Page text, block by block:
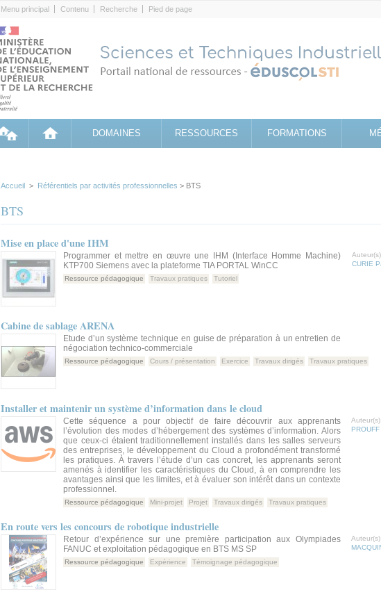
Menu principal Contenu Recherche Pied de page
DOMAINES RESSOURCES FORMATIONS
Accueil > Référentiels par activités professionnelles > BTS
BTS
Mise en place d'une IHM
CURIE
Programmer et mettre en œuvre une IHM (Interface Homme Machine)
KTP700 Siemens avec la plateforme TIA PORTAL WinCC
Ressource pédagogique Travaux pratiques Tutoriel
Cabine de sablage ARENA
Etude d’un système technique en guise de préparation à un entretien de
négociation technico-commerciale
Ressource pédagogique Cours / présentation Exercice Travaux dirigés Travaux pratiques
Installer et maintenir un système d’information dans le cloud
Auteur(s):
Cette séquence a pour objectif de faire découvrir aux apprenants
l’évolution des modes d’hébergement des systèmes d’information. Alors
que ceux-ci étaient traditionnellement installés dans les salles serveurs
des entreprises, le développement du Cloud a profondément transformé
les pratiques. À travers l’étude d’un cas concret, les apprenants seront
amenés à identifier les caractéristiques du Cloud, à en comprendre les
avantages ainsi que les limites, et à évaluer son intérêt dans un contexte
professionnel.
Ressource pédagogique Mini-projet Projet Travaux dirigés Travaux pratiques
En route vers les concours de robotique industrielle
Auteur(s):
Retour d’expérience sur une première participation aux Olympiades
FANUC et exploitation pédagogique en BTS MS SP
Ressource pédagogique Expérience Témoignage pédagogique